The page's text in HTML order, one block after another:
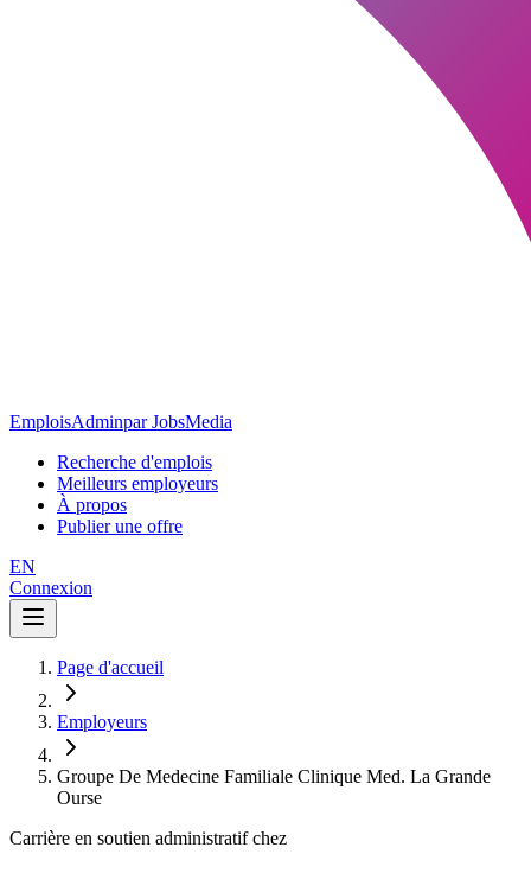
EmploisAdminpar JobsMedia
Recherche d'emplois
Meilleurs employeurs
À propos
Publier une offre
EN
Connexion
Page d'accueil
Employeurs
Groupe De Medecine Familiale Clinique Med. La Grande
Ourse
Carrière en soutien administratif chez